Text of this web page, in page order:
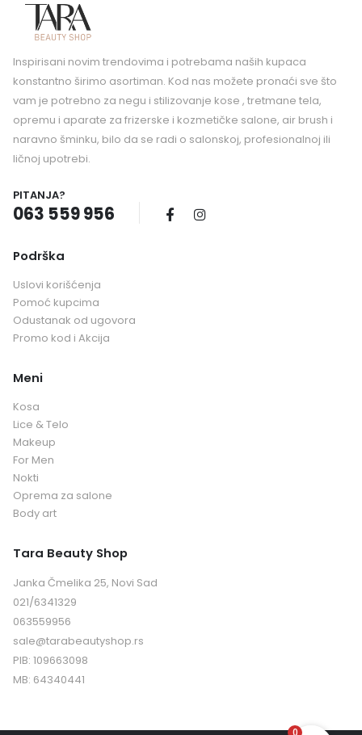
Inspirisani novim trendovima i potrebama naših kupaca
konstantno širimo asortiman. Kod nas možete pronaći sve što
vam je potrebno za negu i stilizovanje kose , tretmane tela,
opremu i aparate za frizerske i kozmetičke salone, air brush i
naravno šminku, bilo da se radi o salonskoj, profesionalnoj ili
ličnoj upotrebi.
PITANJA?
063 559 956
Podrška
Uslovi korišćenja
Pomoć kupcima
Odustanak od ugovora
Promo kod i Akcija
Meni
Kosa
Lice & Telo
Makeup
For Men
Nokti
Oprema za salone
Body art
Tara Beauty Shop
Janka Čmelika 25, Novi Sad
021/6341329
063559956
sale@tarabeautyshop.rs
PIB: 109663098
MB: 64340441
0